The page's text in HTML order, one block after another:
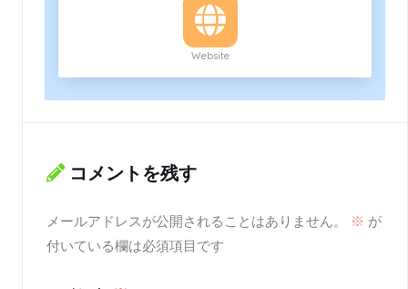
Website
コメントを残す
メールアドレスが公開されることはありません。 ※ が
付いている欄は必須項目です